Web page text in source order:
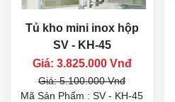
Tủ kho mini inox hộp
SV - KH-45
Giá: 3.825.000 Vnđ
Giá: 5.100.000 Vnđ
Mã Sản Phẩm : SV - KH-45